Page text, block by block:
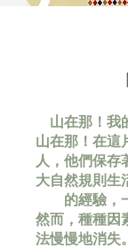
山在那！我
山在那！在這
人，他們保存
大自然規則生
的經驗，
然而，種種因
法慢慢地消失